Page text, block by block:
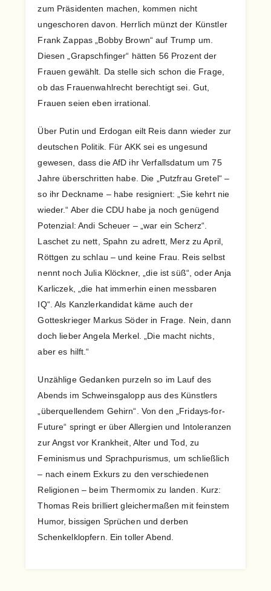
zum Präsidenten machen, kommen nicht
ungeschoren davon. Herrlich münzt der Künstler
Frank Zappas „Bobby Brown“ auf Trump um.
Diesen „Grapschfinger“ hätten 56 Prozent der
Frauen gewählt. Da stelle sich schon die Frage,
ob das Frauenwahlrecht berechtigt sei. Gut,
Frauen seien eben irrational.
Über Putin und Erdogan eilt Reis dann wieder zur
deutschen Politik. Für AKK sei es ungesund
gewesen, dass die AfD ihr Verfallsdatum um 75
Jahre überschritten habe. Die „Putzfrau Gretel“ –
so ihr Deckname – habe resigniert: „Sie kehrt nie
wieder.“ Aber die CDU habe ja noch genügend
Potenzial: Andi Scheuer – „war ein Scherz“.
Laschet zu nett, Spahn zu adrett, Merz zu April,
Röttgen zu schlau – und keine Frau. Reis selbst
nennt noch Julia Klöckner, „die ist süß“, oder Anja
Karliczek, „die hat immerhin einen messbaren
IQ“. Als Kanzlerkandidat käme auch der
Gotteskrieger Markus Söder in Frage. Nein, dann
doch lieber Angela Merkel. „Die macht nichts,
aber es hilft.“
Unzählige Gedanken purzeln so im Lauf des
Abends im Schweinsgalopp aus des Künstlers
„überquellendem Gehirn“. Von den „Fridays-for-
Future“ springt er über Allergien und Intoleranzen
zur Angst vor Krankheit, Alter und Tod, zu
Feminismus und Sprachpurismus, um schließlich
– nach einem Exkurs zu den verschiedenen
Religionen – beim Thermomix zu landen. Kurz:
Thomas Reis brilliert gleichermaßen mit feinstem
Humor, bissigen Sprüchen und derben
Schenkelklopfern. Ein toller Abend.